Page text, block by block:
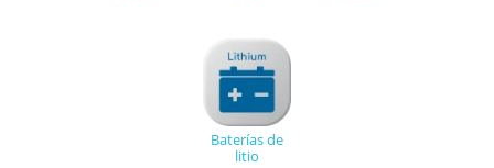
Baterías de
litio